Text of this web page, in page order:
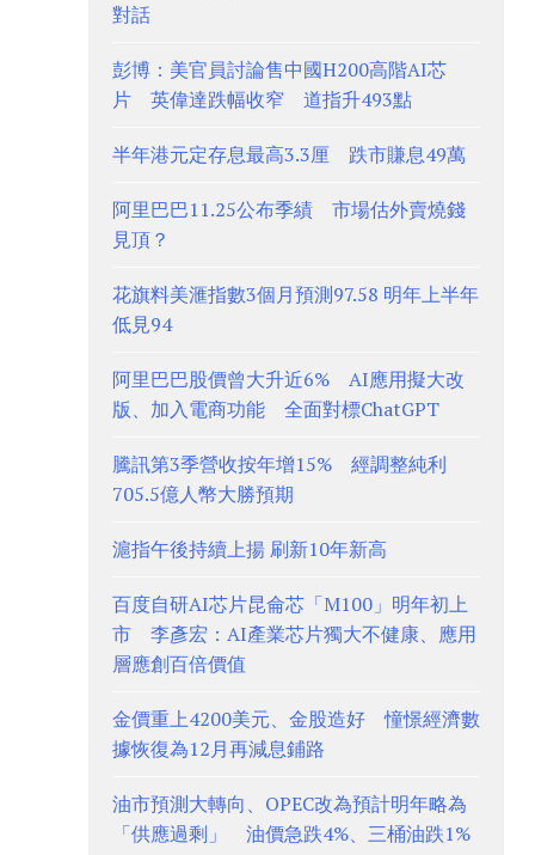
對話
彭博：美官員討論售中國H200高階AI芯
片 英偉達跌幅收窄 道指升493點
半年港元定存息最高3.3厘 跌市賺息49萬
阿里巴巴11.25公布季績 市場估外賣燒錢
見頂？
花旗料美滙指數3個月預測97.58 明年上半年
低見94
阿里巴巴股價曾大升近6% AI應用擬大改
版、加入電商功能 全面對標ChatGPT
騰訊第3季營收按年增15% 經調整純利
705.5億人幣大勝預期
滬指午後持續上揚 刷新10年新高
百度自研AI芯片昆侖芯「M100」明年初上
市 李彥宏：AI產業芯片獨大不健康、應用
層應創百倍價值
金價重上4200美元、金股造好 憧憬經濟數
據恢復為12月再減息鋪路
油市預測大轉向、OPEC改為預計明年略為
「供應過剩」 油價急跌4%、三桶油跌1%